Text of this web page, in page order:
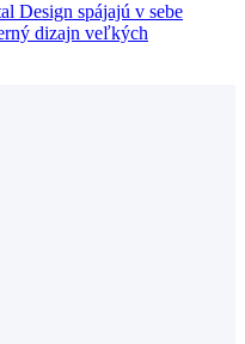
Design spájajú v sebe
dizajn veľkých